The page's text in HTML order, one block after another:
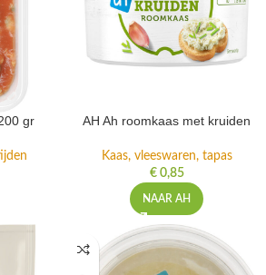
gr AH Ah roomkaas met kruiden
Kaas, vleeswaren, tapas
€0,85
NAAR AH